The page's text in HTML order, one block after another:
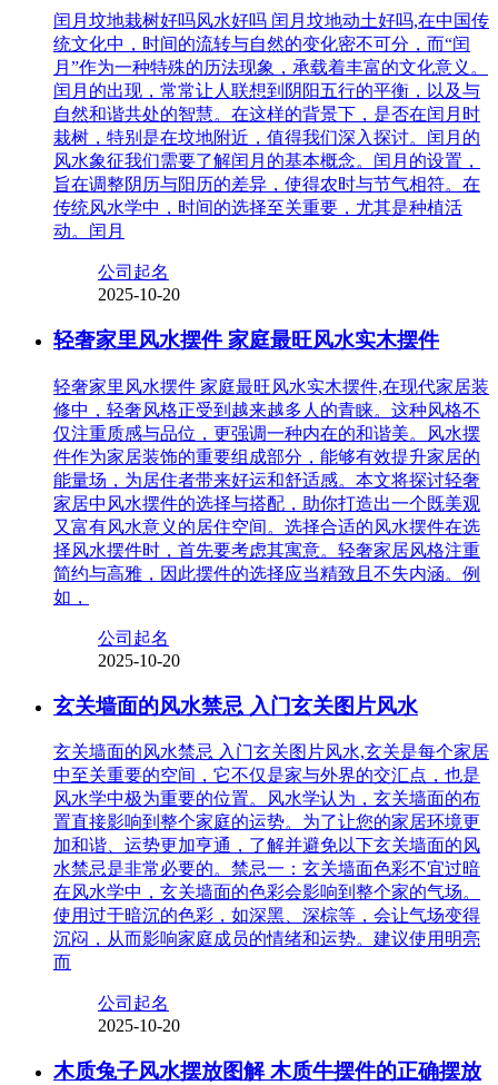
闰月坟地栽树好吗风水好吗 闰月坟地动土好吗,在中国传
统文化中，时间的流转与自然的变化密不可分，而“闰
月”作为一种特殊的历法现象，承载着丰富的文化意义。
闰月的出现，常常让人联想到阴阳五行的平衡，以及与
自然和谐共处的智慧。在这样的背景下，是否在闰月时
栽树，特别是在坟地附近，值得我们深入探讨。闰月的
风水象征我们需要了解闰月的基本概念。闰月的设置，
旨在调整阴历与阳历的差异，使得农时与节气相符。在
传统风水学中，时间的选择至关重要，尤其是种植活
动。闰月
公司起名
2025-10-20
轻奢家里风水摆件 家庭最旺风水实木摆件
轻奢家里风水摆件 家庭最旺风水实木摆件,在现代家居装
修中，轻奢风格正受到越来越多人的青睐。这种风格不
仅注重质感与品位，更强调一种内在的和谐美。风水摆
件作为家居装饰的重要组成部分，能够有效提升家居的
能量场，为居住者带来好运和舒适感。本文将探讨轻奢
家居中风水摆件的选择与搭配，助你打造出一个既美观
又富有风水意义的居住空间。选择合适的风水摆件在选
择风水摆件时，首先要考虑其寓意。轻奢家居风格注重
简约与高雅，因此摆件的选择应当精致且不失内涵。例
如，
公司起名
2025-10-20
玄关墙面的风水禁忌 入门玄关图片风水
玄关墙面的风水禁忌 入门玄关图片风水,玄关是每个家居
中至关重要的空间，它不仅是家与外界的交汇点，也是
风水学中极为重要的位置。风水学认为，玄关墙面的布
置直接影响到整个家庭的运势。为了让您的家居环境更
加和谐、运势更加亨通，了解并避免以下玄关墙面的风
水禁忌是非常必要的。禁忌一：玄关墙面色彩不宜过暗
在风水学中，玄关墙面的色彩会影响到整个家的气场。
使用过于暗沉的色彩，如深黑、深棕等，会让气场变得
沉闷，从而影响家庭成员的情绪和运势。建议使用明亮
而
公司起名
2025-10-20
木质兔子风水摆放图解 木质牛摆件的正确摆放